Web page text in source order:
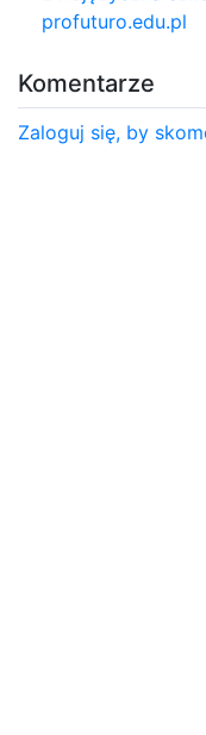
profuturo.edu.pl
Komentarze
Zaloguj się, by